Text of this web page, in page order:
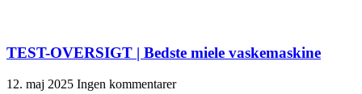
TEST-OVERSIGT | Bedste miele vaskemaskine
12. maj 2025 Ingen kommentarer